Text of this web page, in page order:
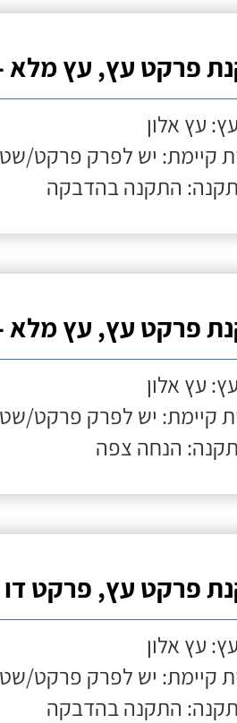
פרקט עץ, עץ מלא -
עץ אלון
קיימת: יש לפרק פרקט/
התקנה בהדבקה
פרקט עץ, עץ מלא -
עץ אלון
קיימת: יש לפרק פרקט/
הנחה צפה
פרקט עץ, פרקט
עץ אלון
קיימת: יש לפרק פרקט/
התקנה בהדבקה